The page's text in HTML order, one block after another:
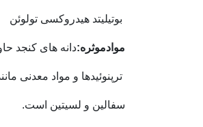
بوتیلیتد هیدروکسی تولوئن
موادموثره:دانه های کنجد
ترپنوئیدها و مواد معدنی
سفالین و لسیتین است.